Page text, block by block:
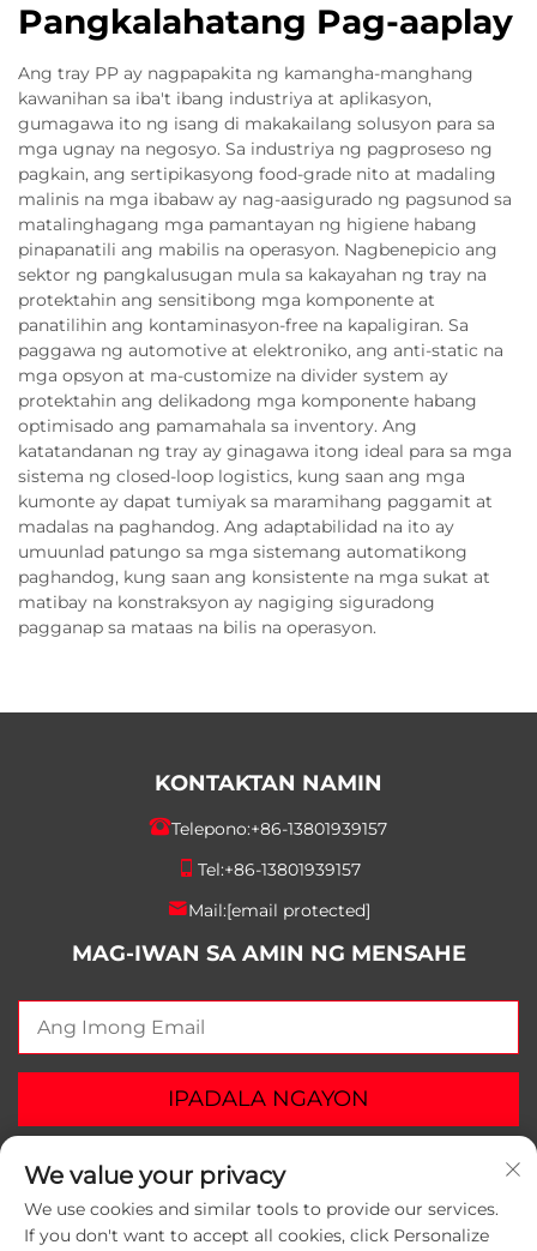
Pangkalahatang Pag-aaplay
Ang tray PP ay nagpapakita ng kamangha-manghang
kawanihan sa iba't ibang industriya at aplikasyon,
gumagawa ito ng isang di makakailang solusyon para sa
mga ugnay na negosyo. Sa industriya ng pagproseso ng
pagkain, ang sertipikasyong food-grade nito at madaling
malinis na mga ibabaw ay nag-aasigurado ng pagsunod sa
matalinghagang mga pamantayan ng higiene habang
pinapanatili ang mabilis na operasyon. Nagbenepicio ang
sektor ng pangkalusugan mula sa kakayahan ng tray na
protektahin ang sensitibong mga komponente at
panatilihin ang kontaminasyon-free na kapaligiran. Sa
paggawa ng automotive at elektroniko, ang anti-static na
mga opsyon at ma-customize na divider system ay
protektahin ang delikadong mga komponente habang
optimisado ang pamamahala sa inventory. Ang
katatandanan ng tray ay ginagawa itong ideal para sa mga
sistema ng closed-loop logistics, kung saan ang mga
kumonte ay dapat tumiyak sa maramihang paggamit at
madalas na paghandog. Ang adaptabilidad na ito ay
umuunlad patungo sa mga sistemang automatikong
paghandog, kung saan ang konsistente na mga sukat at
matibay na konstraksyon ay nagiging siguradong
pagganap sa mataas na bilis na operasyon.
KONTAKTAN NAMIN
Telepono:+86-13801939157
Tel:+86-13801939157
Mail:[email protected]
MAG-IWAN SA AMIN NG MENSAHE
IPADALA NGAYON
We value your privacy
We use cookies and similar tools to provide our services.
If you don't want to accept all cookies, click Personalize